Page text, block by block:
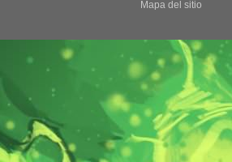
Mapa del sitio